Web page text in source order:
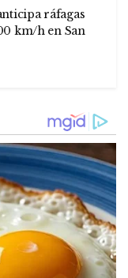
ráfagas
km/h en San